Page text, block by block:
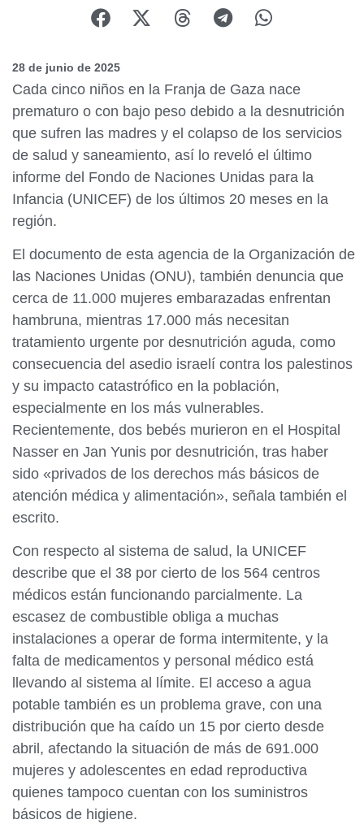
28 de junio de 2025
Cada cinco niños en la Franja de Gaza nace
prematuro o con bajo peso debido a la desnutrición
que sufren las madres y el colapso de los servicios
de salud y saneamiento, así lo reveló el último
informe del Fondo de Naciones Unidas para la
Infancia (UNICEF) de los últimos 20 meses en la
región.
El documento de esta agencia de la Organización de
las Naciones Unidas (ONU), también denuncia que
cerca de 11.000 mujeres embarazadas enfrentan
hambruna, mientras 17.000 más necesitan
tratamiento urgente por desnutrición aguda, como
consecuencia del asedio israelí contra los palestinos
y su impacto catastrófico en la población,
especialmente en los más vulnerables.
Recientemente, dos bebés murieron en el Hospital
Nasser en Jan Yunis por desnutrición, tras haber
sido «privados de los derechos más básicos de
atención médica y alimentación», señala también el
escrito.
Con respecto al sistema de salud, la UNICEF
describe que el 38 por cierto de los 564 centros
médicos están funcionando parcialmente. La
escasez de combustible obliga a muchas
instalaciones a operar de forma intermitente, y la
falta de medicamentos y personal médico está
llevando al sistema al límite. El acceso a agua
potable también es un problema grave, con una
distribución que ha caído un 15 por cierto desde
abril, afectando la situación de más de 691.000
mujeres y adolescentes en edad reproductiva
quienes tampoco cuentan con los suministros
básicos de higiene.